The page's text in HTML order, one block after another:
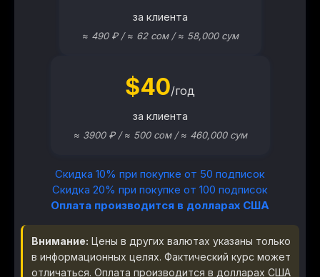
за клиента
$40/год
за клиента
Скидка 10% при покупке от 50 подписок
Скидка 20% при покупке от 100 подписок
Оплата производится в долларах США